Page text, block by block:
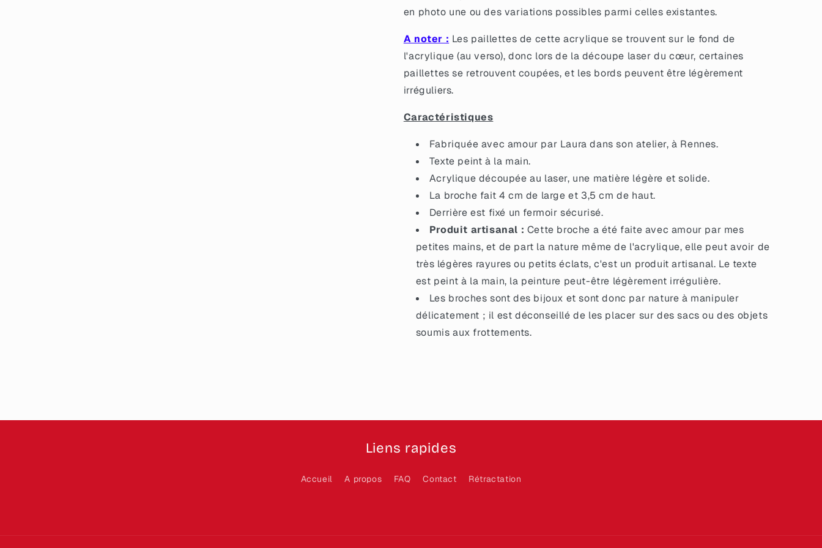
en photo une ou des variations possibles parmi celles existantes.
A noter : Les paillettes de cette acrylique se trouvent sur le fond de
l'acrylique (au verso), donc lors de la découpe laser du cœur, certaines
paillettes se retrouvent coupées, et les bords peuvent être légèrement
irréguliers.
Caractéristiques
Fabriquée avec amour par Laura dans son atelier, à Rennes.
Texte peint à la main.
Acrylique découpée au laser, une matière légère et solide.
La broche fait 4 cm de large et 3,5 cm de haut.
Derrière est fixé un fermoir sécurisé.
Produit artisanal : Cette broche a été faite avec amour par mes
petites mains, et de part la nature même de l'acrylique, elle peut avoir de
très légères rayures ou petits éclats, c'est un produit artisanal. Le texte
est peint à la main, la peinture peut-être légèrement irrégulière.
Les broches sont des bijoux et sont donc par nature à manipuler
délicatement ; il est déconseillé de les placer sur des sacs ou des objets
soumis aux frottements.
Liens rapides
Accueil A propos FAQ Contact Rétractation